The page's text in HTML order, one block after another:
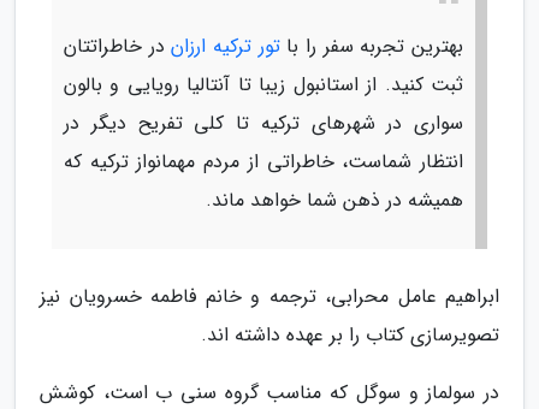
بهترین تجربه سفر را باتور ترکیه ارزاندر خاطراتتان
ثبت کنید. از استانبول زیبا تا آنتالیا رویایی و بالون
سواری در شهرهای ترکیه تا کلی تفریح دیگر در
انتظار شماست، خاطراتی از مردم مهمانواز ترکیه که
همیشه در ذهن شما خواهد ماند.
ابراهیم عامل محرابی، ترجمه و خانم فاطمه خسرویان نیز
تصویرسازی کتاب را بر عهده داشته اند.
در سولماز و سوگل که مناسب گروه سنی ب است، کوشش